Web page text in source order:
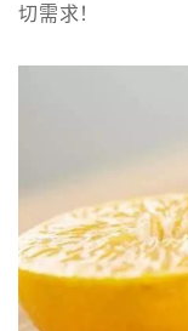
切需求！